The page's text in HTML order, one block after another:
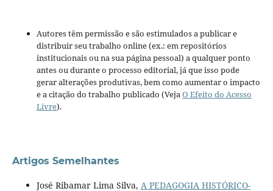
Autores têm permissão e são estimulados a publicar e
distribuir seu trabalho online (ex.: em repositórios
institucionais ou na sua página pessoal) a qualquer ponto
antes ou durante o processo editorial, já que isso pode
gerar alterações produtivas, bem como aumentar o impacto
e a citação do trabalho publicado (VejaO Efeito do Acesso
Livre).
Artigos Semelhantes
José Ribamar Lima Silva, A PEDAGOGIA HISTÓRICO-